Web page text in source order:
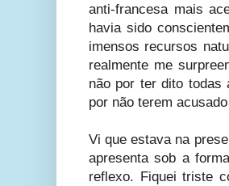
anti-francesa mais
havia sido
imensos recursos
realmente me
não por ter dito todas
por não terem
Vi que estava na
apresenta sob a
reflexo. Fiquei triste